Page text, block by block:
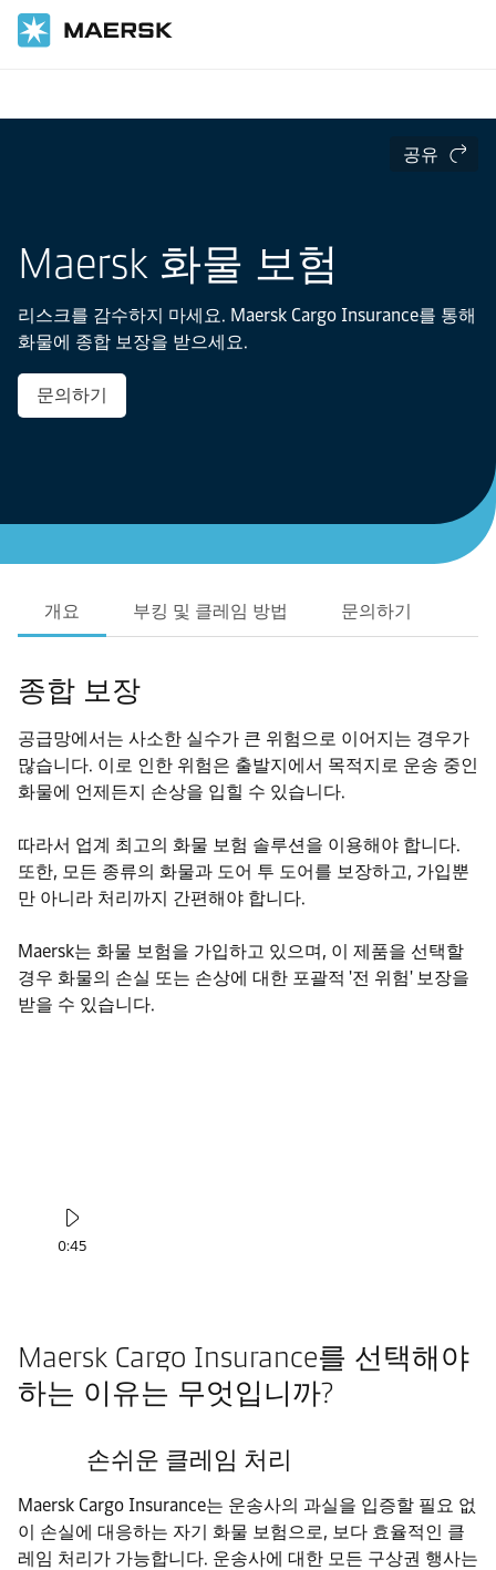
공유
Maersk 화물 보험
리스크를 감수하지 마세요. Maersk Cargo Insurance를 통해
화물에 종합 보장을 받으세요.
문의하기
개요 부킹 및 클레임 방법 문의하기
종합 보장
공급망에서는 사소한 실수가 큰 위험으로 이어지는 경우가
많습니다. 이로 인한 위험은 출발지에서 목적지로 운송 중인
화물에 언제든지 손상을 입힐 수 있습니다.
따라서 업계 최고의 화물 보험 솔루션을 이용해야 합니다.
또한, 모든 종류의 화물과 도어 투 도어를 보장하고, 가입뿐
만 아니라 처리까지 간편해야 합니다.
Maersk는 화물 보험을 가입하고 있으며, 이 제품을 선택할
경우 화물의 손실 또는 손상에 대한 포괄적 '전 위험' 보장을
받을 수 있습니다.
0:45
Maersk Cargo Insurance를 선택해야
하는 이유는 무엇입니까?
손쉬운 클레임 처리
Maersk Cargo Insurance는 운송사의 과실을 입증할 필요 없
이 손실에 대응하는 자기 화물 보험으로, 보다 효율적인 클
레임 처리가 가능합니다. 운송사에 대한 모든 구상권 행사는